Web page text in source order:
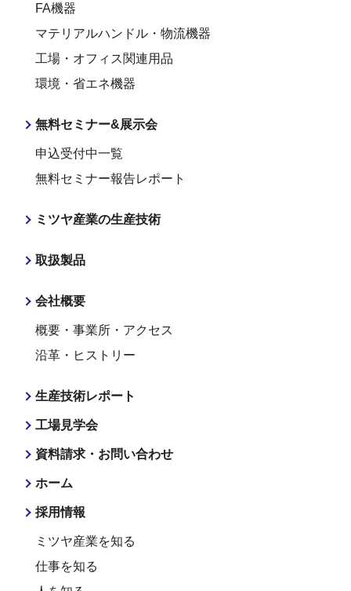
FA機器
マテリアルハンドル・物流機器
工場・オフィス関連用品
環境・省エネ機器
無料セミナー&展示会
申込受付中一覧
無料セミナー報告レポート
ミツヤ産業の生産技術
取扱製品
会社概要
概要・事業所・アクセス
沿革・ヒストリー
生産技術レポート
工場見学会
資料請求・お問い合わせ
ホーム
採用情報
ミツヤ産業を知る
仕事を知る